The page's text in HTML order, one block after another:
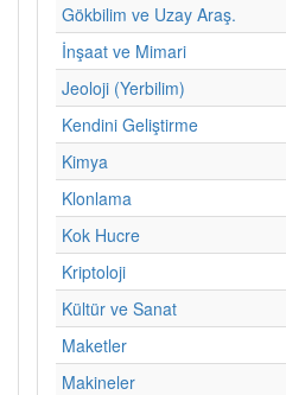
Gökbilim ve Uzay Araş.
İnşaat ve Mimari
Jeoloji (Yerbilim)
Kendini Geliştirme
Kimya
Klonlama
Kok Hucre
Kriptoloji
Kültür ve Sanat
Maketler
Makineler